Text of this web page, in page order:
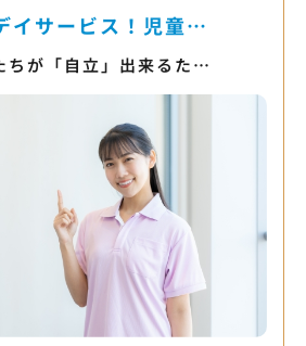
イサービス！児童…
ちが「自立」出来るた…